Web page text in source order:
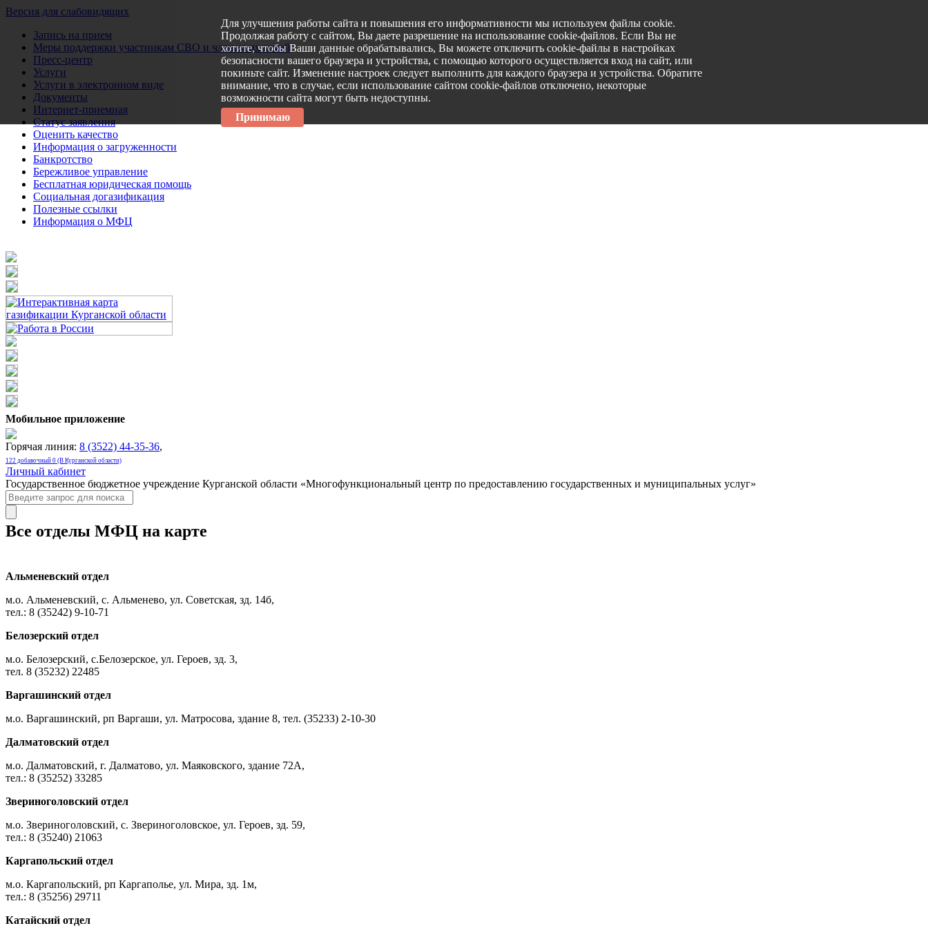
Версия для слабовидящих
Запись на прием
Меры поддержки участникам СВО и членам их семей
Пресс-центр
Услуги
Услуги в электронном виде
Документы
Интернет-приемная
Статус заявления
Оценить качество
Информация о загруженности
Банкротство
Бережливое управление
Бесплатная юридическая помощь
Социальная догазификация
Полезные ссылки
Информация о МФЦ
Мобильное приложение
Горячая линия: 8 (3522) 44-35-36,
122 добавочный 0 (В Курганской области)
Личный кабинет
Государственное бюджетное учреждение Курганской области «Многофункциональный центр по предоставлению государственных и муниципальных услуг»
Все отделы МФЦ на карте
Альменевский отдел
м.о. Альменевский, с. Альменево, ул. Советская, зд. 14б,
тел.: 8 (35242) 9-10-71
Белозерский отдел
м.о. Белозерский, с.Белозерское, ул. Героев, зд. 3,
тел. 8 (35232) 22485
Варгашинский отдел
м.о. Варгашинский, рп Варгаши, ул. Матросова, здание 8, тел. (35233) 2-10-30
Далматовский отдел
м.о. Далматовский, г. Далматово, ул. Маяковского, здание 72А,
тел.: 8 (35252) 33285
Звериноголовский отдел
м.о. Звериноголовский, с. Звериноголовское, ул. Героев, зд. 59,
тел.: 8 (35240) 21063
Каргапольский отдел
м.о. Каргапольский, рп Каргаполье, ул. Мира, зд. 1м,
тел.: 8 (35256) 29711
Катайский отдел
Для улучшения работы сайта и повышения его информативности мы используем файлы cookie.
Продолжая работу с сайтом, Вы даете разрешение на использование cookie-файлов. Если Вы не
хотите, чтобы Ваши данные обрабатывались, Вы можете отключить cookie-файлы в настройках
безопасности вашего браузера и устройства, с помощью которого осуществляется вход на сайт, или
покиньте сайт. Изменение настроек следует выполнить для каждого браузера и устройства. Обратите
внимание, что в случае, если использование сайтом cookie-файлов отключено, некоторые
возможности сайта могут быть недоступны.
Принимаю